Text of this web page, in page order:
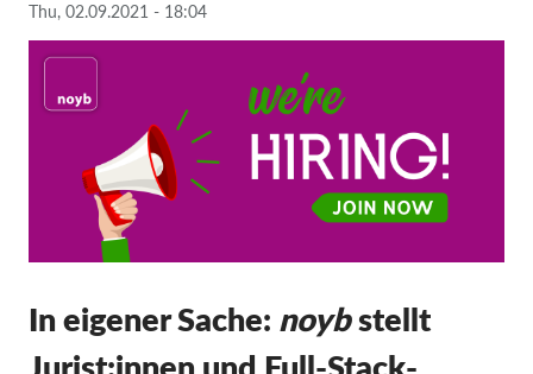
Exercise your rights!
Jetzt Unterstützen!
Mitgliedschaft
Spenden
Sponsoring
Spendenabsetzbarkeit
Member Login
Thu, 02.09.2021 - 18:04
In eigener Sache: noybstellt
Jurist:innen und Full-Stack-